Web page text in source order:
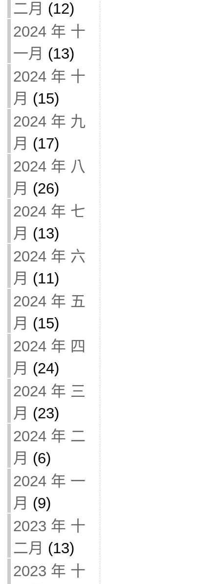
二月 (12)
2024 年 十
一月 (13)
2024 年 十
月 (15)
2024 年 九
月 (17)
2024 年 八
月 (26)
2024 年 七
月 (13)
2024 年 六
月 (11)
2024 年 五
月 (15)
2024 年 四
月 (24)
2024 年 三
月 (23)
2024 年 二
月 (6)
2024 年 一
月 (9)
2023 年 十
二月 (13)
2023 年 十